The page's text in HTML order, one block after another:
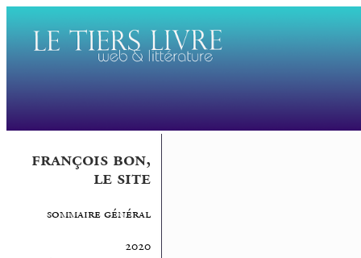
françois bon,
le site
sommaire général
2020